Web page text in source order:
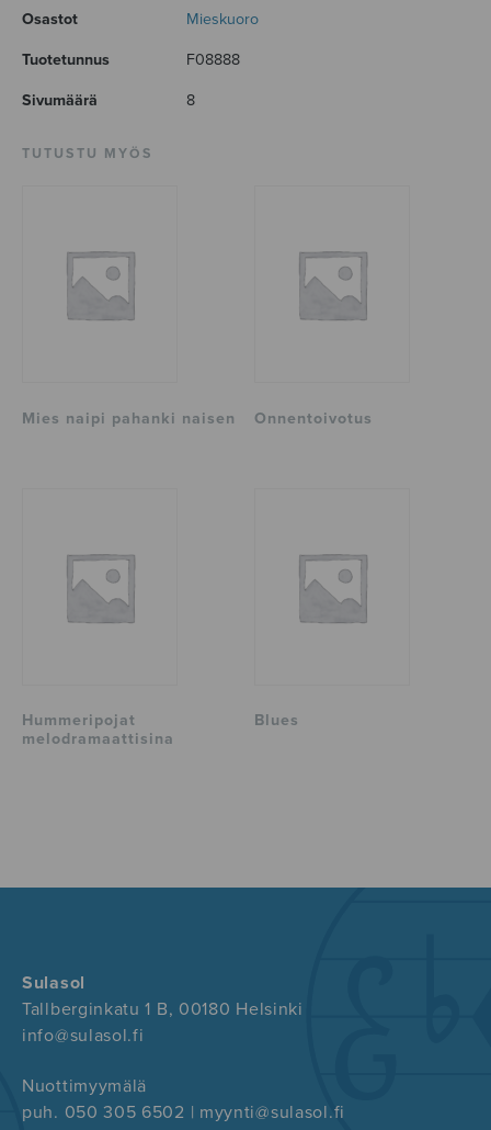
Osastot Mieskuoro
Tuotetunnus F08888
Sivumäärä 8
TUTUSTU MYÖS
Mies naipi pahanki naisen Onnentoivotus
Hummeripojat
melodramaattisina
Blues
Sulasol
Tallberginkatu 1 B, 00180 Helsinki
info@sulasol.fi
Nuottimyymälä
puh. 050 305 6502 | myynti@sulasol.fi